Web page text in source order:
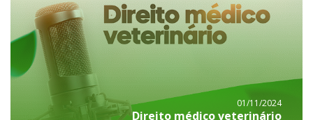
01/11/2024
Direito médico veterinário